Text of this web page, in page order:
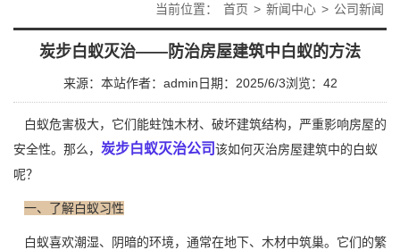
当前位置： 首页 > 新闻中心 > 公司新闻
炭步白蚁灭治——防治房屋建筑中白蚁的方法
来源：本站作者：admin 日期：2025/6/3浏览： 42
白蚁危害极大，它们能蛀蚀木材、破坏建筑结构，严重影响房屋的
安全性。那么， 炭步白蚁灭治公司该如何灭治房屋建筑中的白蚁
呢？
一、了解白蚁习性
白蚁喜欢潮湿、阴暗的环境，通常在地下、木材中筑巢。它们的繁